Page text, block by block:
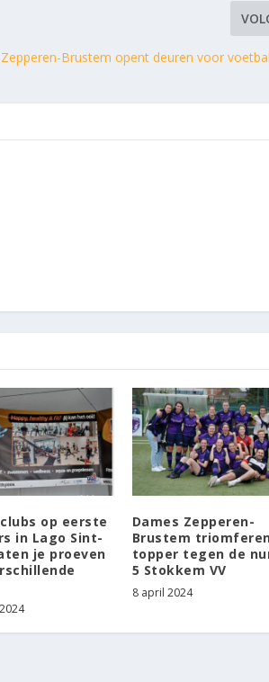
Zepperen-Brustem opent deuren voor
op eerste
in Lago Sint-
je proeven
Dames Zepperen-
Brustem
topper tegen de
5 Stokkem VV
8 april 2024